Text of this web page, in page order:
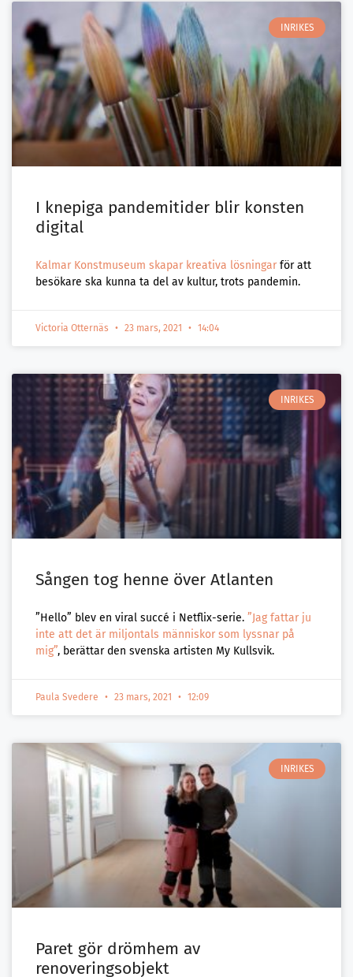
INRIKES
I knepiga pandemitider blir konsten
digital
Kalmar Konstmuseum skapar kreativa lösningarför att
besökare ska kunna ta del av kultur, trots pandemin.
Victoria Otternäs 23 mars, 2021 14:04
INRIKES
Sången tog henne över Atlanten
”Hello” blev en viral succé i Netflix-serie. ”Jag fattar ju
inte att det är miljontals människor som lyssnar på
mig”, berättar den svenska artisten My Kullsvik.
Paula Svedere 23 mars, 2021 12:09
INRIKES
Paret gör drömhem av
renoveringsobjekt